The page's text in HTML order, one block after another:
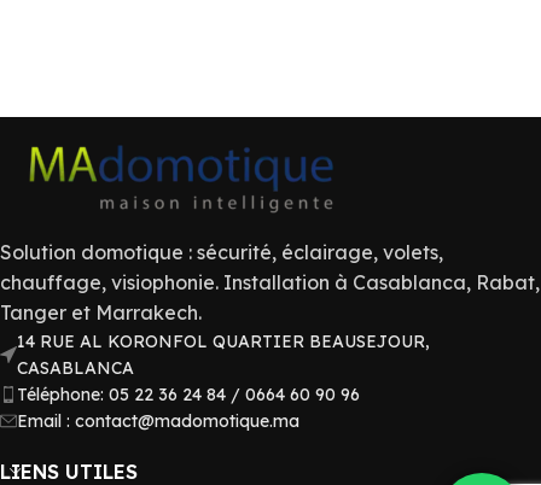
Solution domotique : sécurité, éclairage, volets,
chauffage, visiophonie. Installation à Casablanca, Rabat,
Tanger et Marrakech.
14 RUE AL KORONFOL QUARTIER BEAUSEJOUR,
CASABLANCA
Téléphone: 05 22 36 24 84 / 0664 60 90 96
Email : contact@madomotique.ma
LIENS UTILES